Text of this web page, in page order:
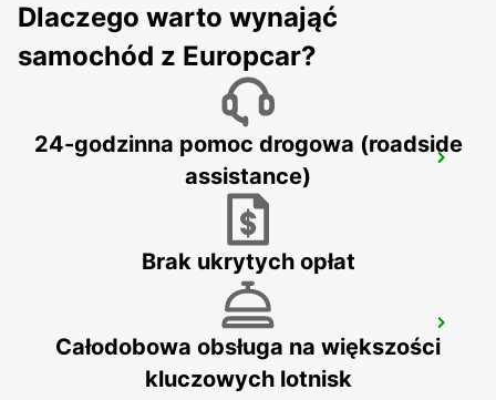
INGOLSTADT - GERMANY
MUNICH EAST
MUENCHEN - GERMANY
MUNICH MAIN STATION
MUENCHEN - GERMANY
Dlaczego warto wynająć
samochód z Europcar?
24-godzinna pomoc drogowa (roadside
assistance)
Brak ukrytych opłat
Całodobowa obsługa na większości
kluczowych lotnisk